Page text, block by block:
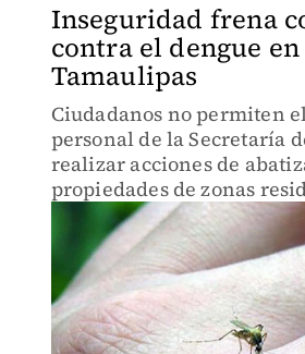
Inseguridad frena
contra el dengue
Tamaulipas
Ciudadanos no permiten
personal de la Secretaría
realizar acciones de
propiedades de zonas